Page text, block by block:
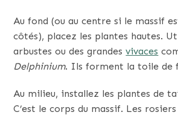
Au fond (ou au centre si le massif
côtés), placez les plantes hautes.
arbustes ou des grandesvivaces
Delphinium. Ils forment la toile de
Au milieu, installez les plantes de
C’est le corps du massif. Les rosiers